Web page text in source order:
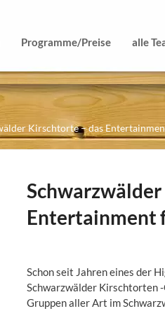
Programme/Preise alle
Kirschtorte – das
Entertainment
Schon seit Jahren eines der
Schwarzwälder Kirschtorten
Gruppen aller Art im